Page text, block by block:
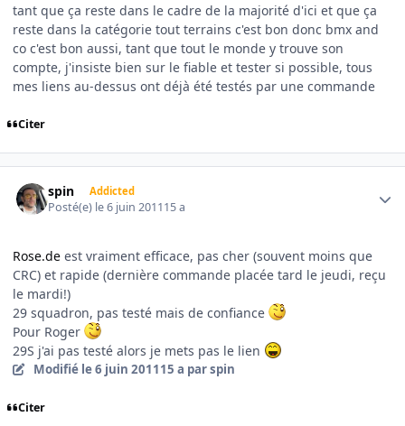
tant que ça reste dans le cadre de la majorité d'ici et que ça
reste dans la catégorie tout terrains c'est bon donc bmx and
co c'est bon aussi, tant que tout le monde y trouve son
compte, j'insiste bien sur le fiable et tester si possible, tous
mes liens au-dessus ont déjà été testés par une commande
Citer
spin Addicted
Posté(e) le 6 juin 201115 a
Rose.de est vraiment efficace, pas cher (souvent moins que
CRC) et rapide (dernière commande placée tard le jeudi, reçu
le mardi!)
29 squadron, pas testé mais de confiance
Pour Roger
29S j'ai pas testé alors je mets pas le lien
Modifié le 6 juin 201115 a par spin
Citer